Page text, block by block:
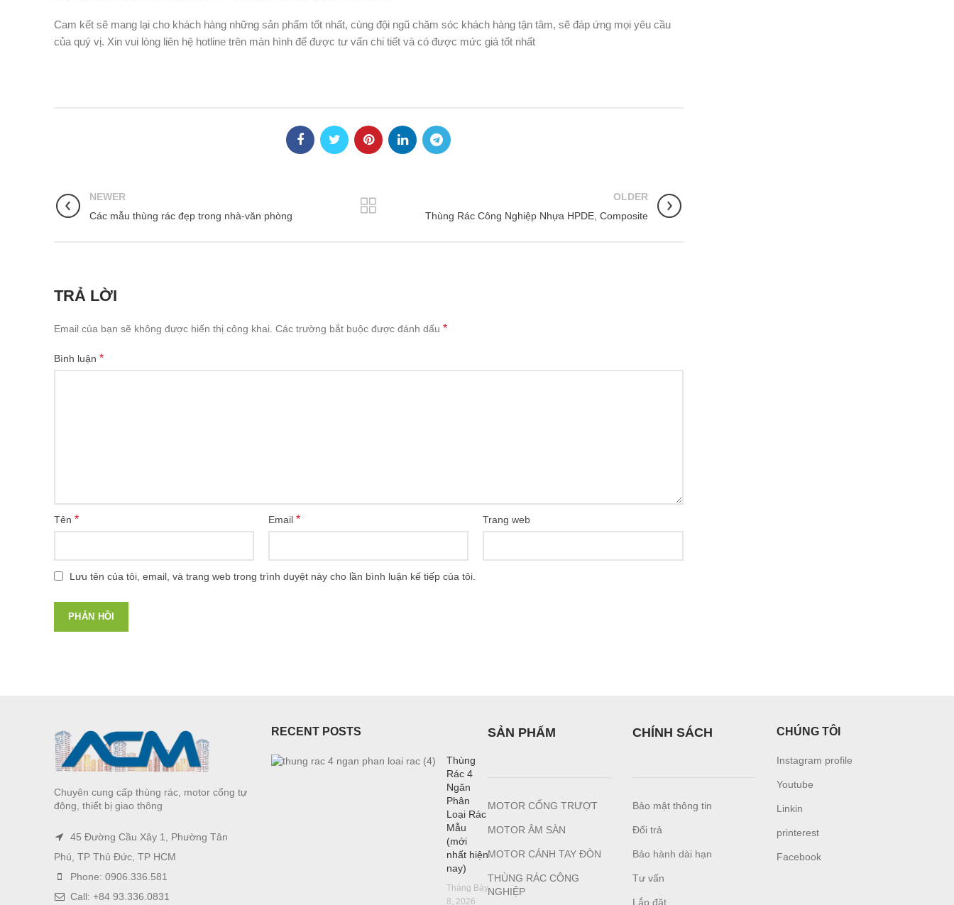
Cam kết sẽ mang lại cho khách hàng những sản phẩm tốt nhất, cùng đội ngũ chăm sóc khách hàng tận tâm, sẽ đáp ứng mọi yêu cầu
của quý vị. Xin vui lòng liên hệ hotline trên màn hình để được tư vấn chi tiết và có được mức giá tốt nhất
NEWER
Các mẫu thùng rác đẹp trong nhà-văn phòng
OLDER
Thùng Rác Công Nghiệp Nhựa HPDE, Composite
TRẢ LỜI
Email của bạn sẽ không được hiển thị công khai. Các trường bắt buộc được đánh dấu *
Bình luận *
Tên * Email* Trang web
Lưu tên của tôi, email, và trang web trong trình duyệt này cho lần bình luận kế tiếp của tôi.
Chuyên cung cấp thùng rác, motor cổng tự
động, thiết bị giao thông
45 Đường Cầu Xây 1, Phường Tân
Phú, TP Thủ Đức, TP HCM
Phone: 0906.336.581
Call: +84 93.336.0831
RECENT POSTS
Thùng
Rác 4
Ngăn
Phân
Loại Rác
Mẫu
(mới
nhất hiện
nay)
Tháng Bảy
8, 2026
SẢN PHẨM
MOTOR CỔNG TRƯỢT
MOTOR ÂM SÀN
MOTOR CÁNH TAY ĐÒN
THÙNG RÁC CÔNG
NGHIỆP
CHÍNH SÁCH
Bảo mật thông tin
Đổi trả
Bảo hành dài hạn
Tư vấn
L ắp đặt
CHÚNG TÔI
Instagram profile
Youtube
Linkin
printerest
Facebook